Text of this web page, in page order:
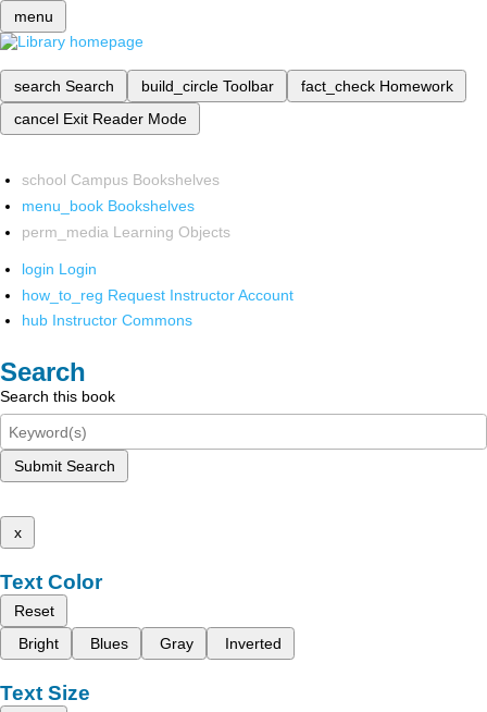
menu
search Search build_circle Toolbar fact_check Homework
cancel Exit Reader Mode
school Campus Bookshelves
menu_book Bookshelves
perm_media Learning Objects
login Login
how_to_reg Request Instructor Account
hub Instructor Commons
Search
Search this book
Submit Search
x
Text Color
Reset
Bright
Blues Gray Inverted
Text Size